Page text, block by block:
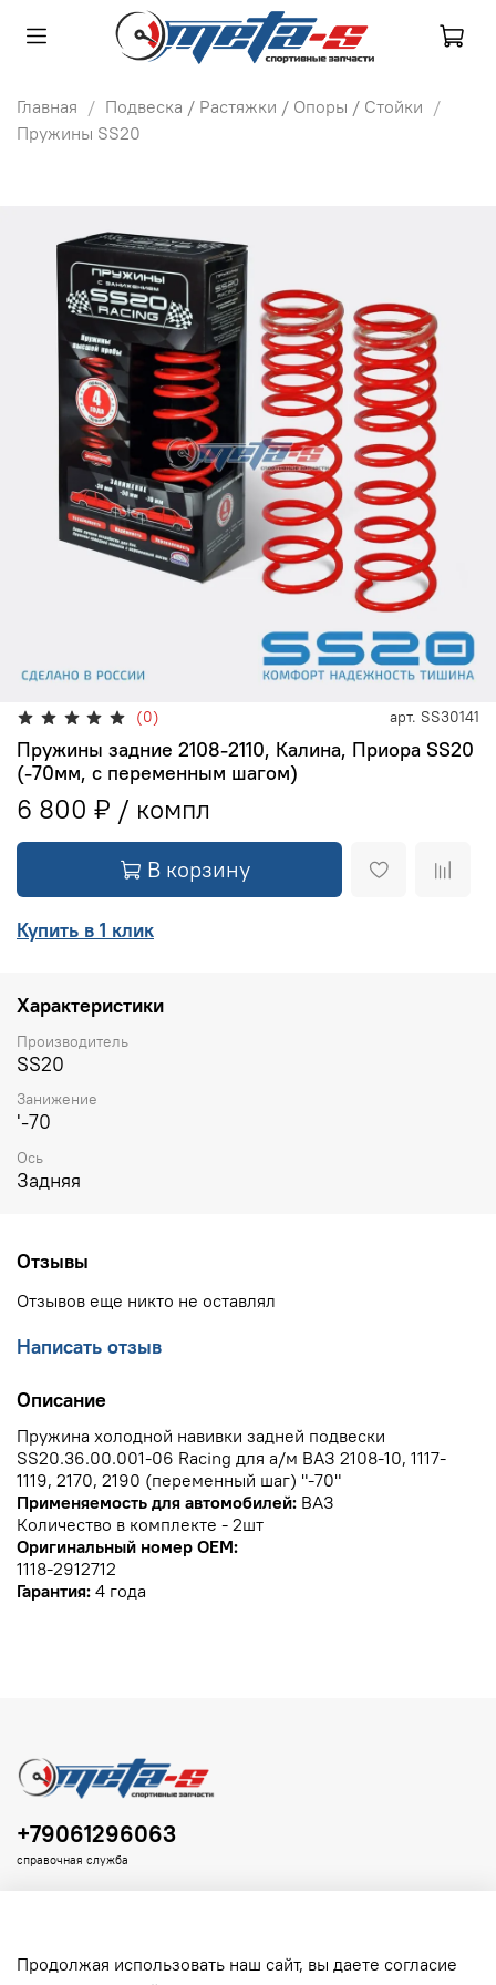
Главная
Подвеска / Растяжки / Опоры / Стойки
Пружины SS20
(0) арт. SS30141
Пружины задние 2108-2110, Калина, Приора SS20
(-70мм, с переменным шагом)
6 800 ₽
В корзину
Купить в 1 клик
Характеристики
Производитель
SS20
Занижение
'-70
Ось
Задняя
Отзывы
Отзывов еще никто не оставлял
Написать отзыв
Описание
Пружина холодной навивки задней подвески
SS20.36.00.001-06 Racing для а/м ВАЗ 2108-10, 1117-
1119, 2170, 2190 (переменный шаг) "-70"
Применяемость для автомобилей: ВАЗ
Количество в комплекте - 2шт
Оригинальный номер OEM:
1118-2912712
Гарантия: 4 года
+79061296063
справочная служба
Продолжая использовать наш сайт, вы даете согласие